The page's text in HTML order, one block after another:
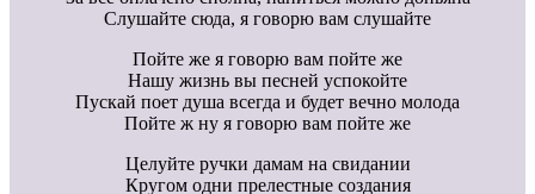
Слушайте сюда, я говорю вам слушайте
Пойте же я говорю вам пойте же
Нашу жизнь вы песней успокойте
Пускай поет душа всегда и будет вечно молода
Пойте ж ну я говорю вам пойте же
Целуйте ручки дамам на свидании
Кругом одни прелестные создания